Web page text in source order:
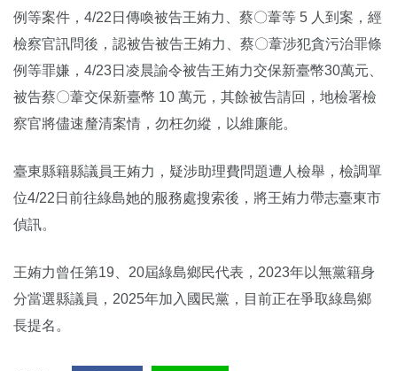
例等案件，4/22日傳喚被告王姷力、蔡〇葦等 5 人到案，經
檢察官訊問後，認被告被告王姷力、蔡〇葦涉犯貪污治罪條
例等罪嫌，4/23日凌晨諭令被告王姷力交保新臺幣30萬元、
被告蔡〇葦交保新臺幣 10 萬元，其餘被告請回，地檢署檢
察官將儘速釐清案情，勿枉勿縱，以維廉能。
臺東縣籍縣議員王姷力，疑涉助理費問題遭人檢舉，檢調單
位4/22日前往綠島她的服務處搜索後，將王姷力帶志臺東市
偵訊。
王姷力曾任第19、20屆綠島鄉民代表，2023年以無黨籍身
分當選縣議員，2025年加入國民黨，目前正在爭取綠島鄉
長提名。